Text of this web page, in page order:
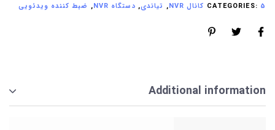
CATEGORIES: 5 کانال NVR , تیاندی, دستگاه NVR , ضبط کننده ویدئویی
Additional information